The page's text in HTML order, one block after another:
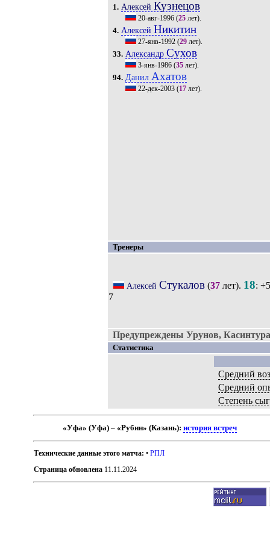
1. Алексей Кузнецов
20-авг-1996(25лет).
4. Алексей Никитин
27-янв-1992(29лет).
33. Александр Сухов
3-янв-1986(35лет).
94. Данил Ахатов
22-дек-2003(17лет).
Тренеры
Алексей Стукалов(37лет). 18:
7
Предупреждены Урунов,
Статистика
Средний
Средний
Степень
«Уфа» (Уфа) – «Рубин» (Казань):история встреч
Технические данные этого матча: •РПЛ
Страница обновлена 11.11.2024